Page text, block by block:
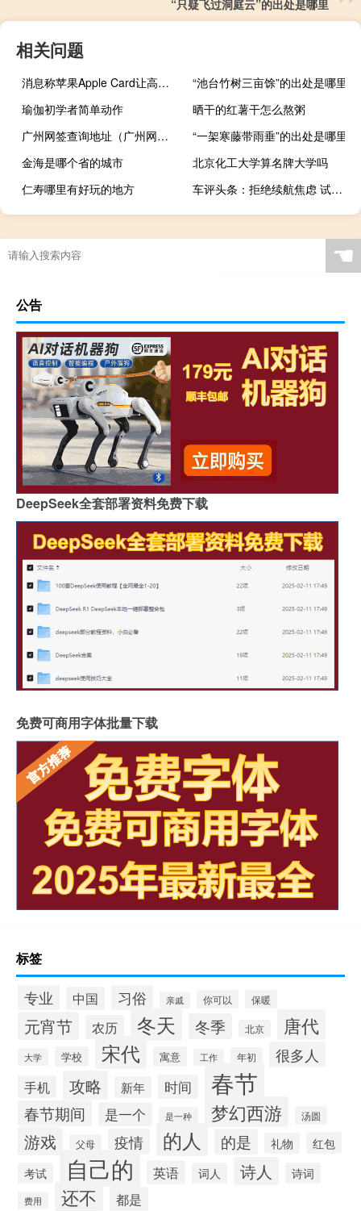
“只疑飞过洞庭云”的出处是哪里
相关问题
消息称苹果Apple Card让高盛损失惨重 想退出又谈不拢
“池台竹树三亩馀”的出处是哪里
瑜伽初学者简单动作
晒干的红薯干怎么熬粥
广州网签查询地址（广州网签查询密码）
“一架寒藤带雨垂”的出处是哪里
金海是哪个省的城市
北京化工大学算名牌大学吗
仁寿哪里有好玩的地方
车评头条：拒绝续航焦虑 试驾奇瑞艾瑞泽5e 450
☚
公告
DeepSeek全套部署资料免费下载
免费可商用字体批量下载
标签
专业 中国 习俗 亲戚 你可以 保暖
元宵节 农历 冬天 冬季 北京 唐代
大学 学校 宋代 寓意 工作 年初 很多人
手机 攻略 新年 时间 春节
春节期间 是一个 是一种 梦幻西游 汤圆
游戏 父母 疫情 的人 的是 礼物 红包
考试 自己的 英语 词人 诗人 诗词
费用 还不 都是